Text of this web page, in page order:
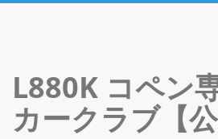
L880K コペン
カークラブ【公